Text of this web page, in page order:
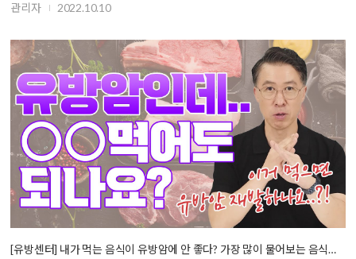
관리자
2022.10.10
[유방센터] 내가 먹는 음식이 유방암에 안 좋다? 가장 많이 물어보는 음식…